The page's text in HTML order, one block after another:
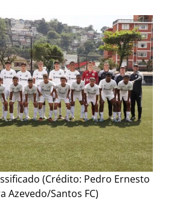
(Crédito: Pedro Ernesto
Azevedo/Santos FC)